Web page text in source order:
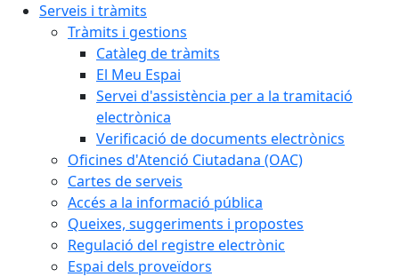
Serveis i tràmits
Tràmits i gestions
Catàleg de tràmits
El Meu Espai
Servei d'assistència per a la tramitació
electrònica
Verificació de documents electrònics
Oficines d'Atenció Ciutadana (OAC)
Cartes de serveis
Accés a la informació pública
Queixes, suggeriments i propostes
Regulació del registre electrònic
Espai dels proveïdors